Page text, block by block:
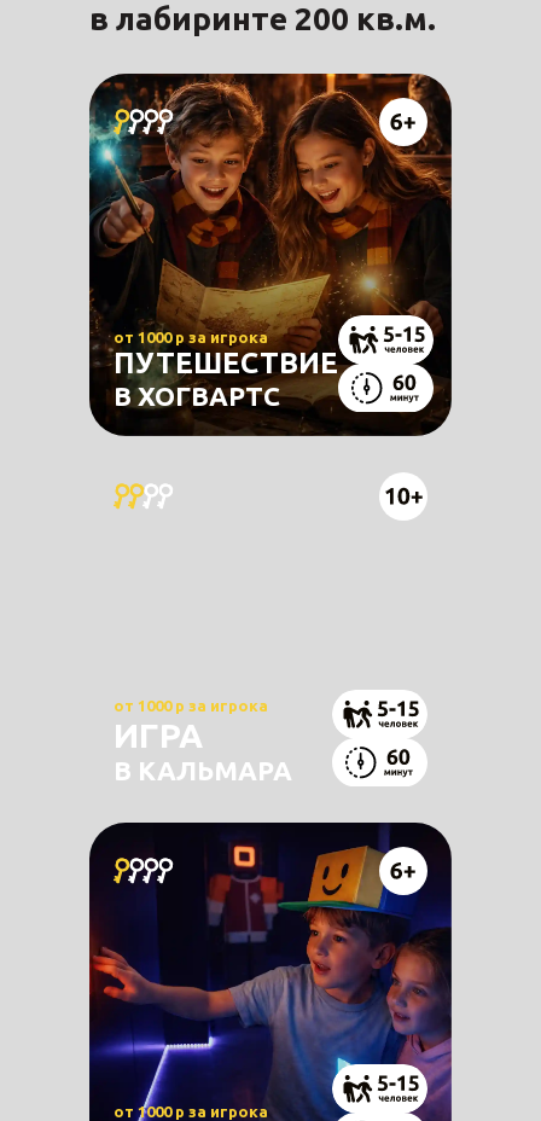
в лабиринте 200 кв.м.
от 1000 р за игрока
ПУТЕШЕСТВИЕ
В ХОГВАРТС
от 1000 р за игрока
ИГРА
В КАЛЬМАРА
от 1000 р за игрока